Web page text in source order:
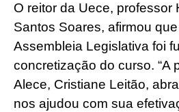
O reitor da Uece, professor
Santos Soares, afirmou
Assembleia Legislativa foi
concretização do curso. “A
Alece, Cristiane Leitão,
nos ajudou com sua